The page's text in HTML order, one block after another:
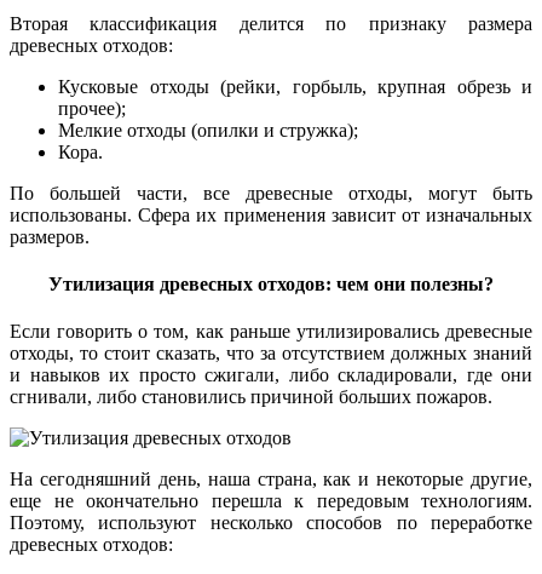
Вторая классификация делится по признаку размера
древесных отходов:
Кусковые отходы (рейки, горбыль, крупная обрезь и
прочее);
Мелкие отходы (опилки и стружка);
Кора.
По большей части, все древесные отходы, могут быть
использованы. Сфера их применения зависит от изначальных
размеров.
Утилизация древесных отходов: чем они полезны?
Если говорить о том, как раньше утилизировались древесные
отходы, то стоит сказать, что за отсутствием должных знаний
и навыков их просто сжигали, либо складировали, где они
сгнивали, либо становились причиной больших пожаров.
На сегодняшний день, наша страна, как и некоторые другие,
еще не окончательно перешла к передовым технологиям.
Поэтому, используют несколько способов по переработке
древесных отходов: